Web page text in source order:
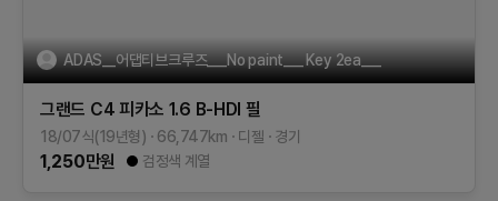
ADAS__어댑티브크루즈___No paint___ Key 2ea___
그랜드 C4 피카소 1.6 B-HDI 필
18/07식(19년형) 66,747km 디젤 경기
1,250만원 검정색 계열